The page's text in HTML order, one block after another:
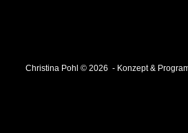
Christina Pohl © 2026 - Konzept &